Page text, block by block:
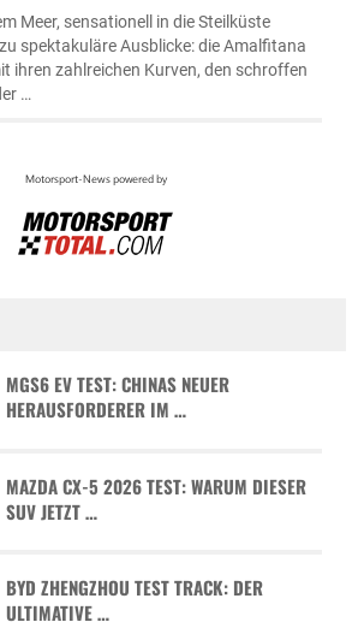
Meer, sensationell in die Steilküste
spektakuläre Ausblicke: die Amalfitana
ihren zahlreichen Kurven, den schroffen
…
MGS6 EV TEST: CHINAS NEUER
HERAUSFORDERER IM …
MAZDA CX-5 2026 TEST: WARUM DIESER
SUV JETZT …
BYD ZHENGZHOU TEST TRACK: DER
ULTIMATIVE …